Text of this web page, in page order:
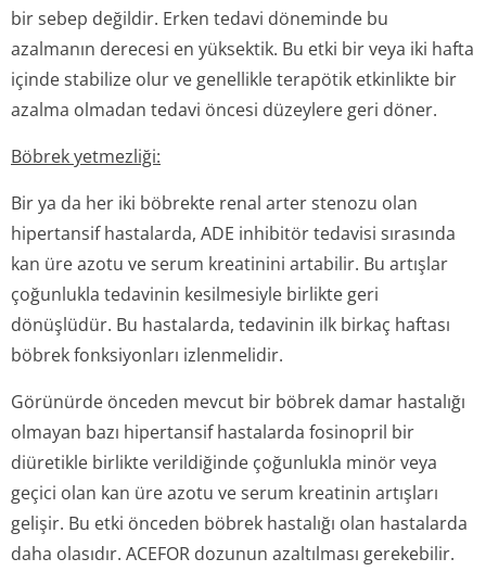
bir sebep değildir. Erken tedavi döneminde bu
azalmanın derecesi en yüksektik. Bu etki bir veya iki hafta
içinde stabilize olur ve genellikle terapötik etkinlikte bir
azalma olmadan tedavi öncesi düzeylere geri döner.
Böbrek yetmezliği:
Bir ya da her iki böbrekte renal arter stenozu olan
hipertansif hastalarda, ADE inhibitör tedavisi sırasında
kan üre azotu ve serum kreatinini artabilir. Bu artışlar
çoğunlukla tedavinin kesilmesiyle birlikte geri
dönüşlüdür. Bu hastalarda, tedavinin ilk birkaç haftası
böbrek fonksiyonları izlenmelidir.
Görünürde önceden mevcut bir böbrek damar hastalığı
olmayan bazı hipertansif hastalarda fosinopril bir
diüretikle birlikte verildiğinde çoğunlukla minör veya
geçici olan kan üre azotu ve serum kreatinin artışları
gelişir. Bu etki önceden böbrek hastalığı olan hastalarda
daha olasıdır. ACEFOR dozunun azaltılması gerekebilir.